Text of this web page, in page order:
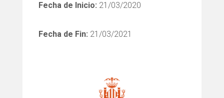
Fecha de Inicio: 21/03/2020
Fecha de Fin: 21/03/2021